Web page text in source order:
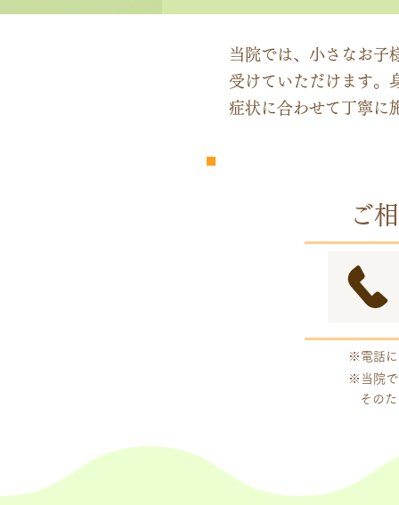
レンダー
当院では、小さなお子
受けていただけます。
症状に合わせて丁寧に
ご
※電話に
※当院で
その